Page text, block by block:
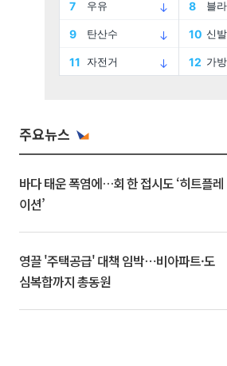
주요뉴스
바다 태운 폭염에…회 한 접시도 ‘히트플레
이션’
영끌 '주택공급' 대책 임박⋯비아파트·도
심복합까지 총동원